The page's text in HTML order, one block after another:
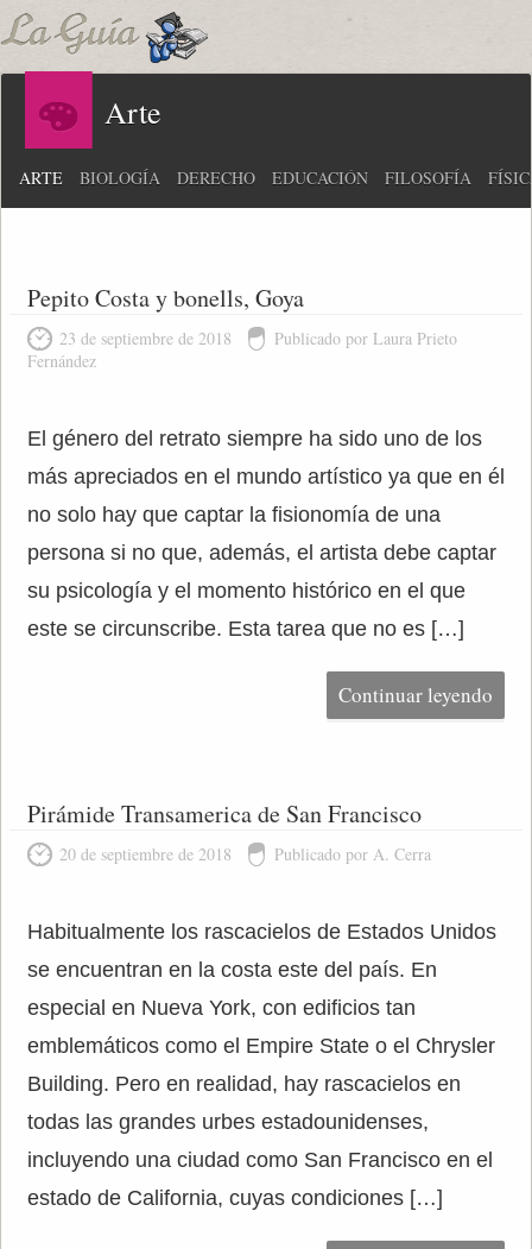
Arte
ARTE BIOLOGÍA DERECHO EDUCACIÓN FILOSOFÍA
Pepito Costa y bonells, Goya
23 de septiembre de 2018
Publicado por Laura Prieto
Fernández
El género del retrato siempre ha sido uno de los
más apreciados en el mundo artístico ya que en él
no solo hay que captar la fisionomía de una
persona si no que, además, el artista debe captar
su psicología y el momento histórico en el que
este se circunscribe. Esta tarea que no es […]
Continuar leyendo
Pirámide Transamerica de San Francisco
20 de septiembre de 2018 Publicado por A. Cerra
Habitualmente los rascacielos de Estados Unidos
se encuentran en la costa este del país. En
especial en Nueva York, con edificios tan
emblemáticos como el Empire State o el Chrysler
Building. Pero en realidad, hay rascacielos en
todas las grandes urbes estadounidenses,
incluyendo una ciudad como San Francisco en el
estado de California, cuyas condiciones […]